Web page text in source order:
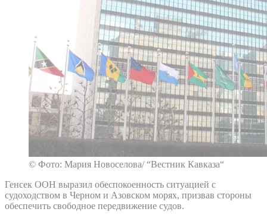
© Фото: Мария Новоселова/ “Вестник Кавказа“
Генсек ООН выразил обеспокоенность ситуацией с
судоходством в Черном и Азовском морях, призвав стороны
обеспечить свободное передвижение судов.